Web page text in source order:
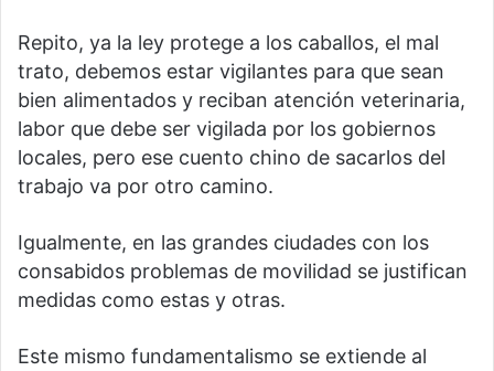
Repito, ya la ley protege a los caballos, el mal
trato, debemos estar vigilantes para que sean
bien alimentados y reciban atención veterinaria,
labor que debe ser vigilada por los gobiernos
locales, pero ese cuento chino de sacarlos del
trabajo va por otro camino.
Igualmente, en las grandes ciudades con los
consabidos problemas de movilidad se justifican
medidas como estas y otras.
Este mismo fundamentalismo se extiende al